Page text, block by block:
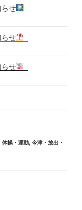
せ
せ
せ
体操・運動, 今津・放出・